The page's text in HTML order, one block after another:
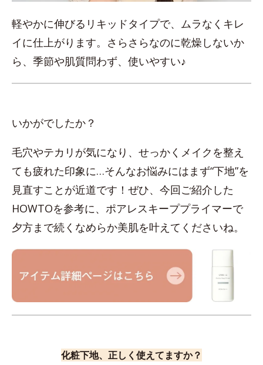
軽やかに伸びるリキッドタイプで、ムラなくキレ
イに仕上がります。さらさらなのに乾燥しないか
ら、季節や肌質問わず、使いやすい♪
いかがでしたか？
毛穴やテカリが気になり、せっかくメイクを整え
ても疲れた印象に…そんなお悩みにはまず“下地”を
見直すことが近道です！ぜひ、今回ご紹介した
HOWTOを参考に、ポアレスキーププライマーで
夕方まで続くなめらか美肌を叶えてくださいね。
化粧下地、正しく使えてますか？